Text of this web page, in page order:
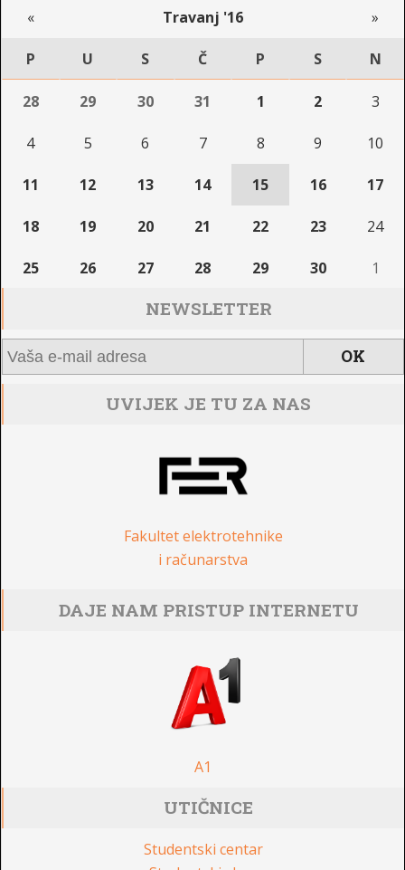
« Travanj '16 »
P U S Č P S N
28 29 30 31 1 2 3
4 5 6 7 8 9 10
11 12 13 14 15 16 17
18 19 20 21 22 23 24
25 26 27 28 29 30 1
NEWSLETTER
UVIJEK JE TU ZA NAS
Fakultet elektrotehnike
i računarstva
DAJE NAM PRISTUP INTERNETU
A1
UTIČNICE
Studentski centar